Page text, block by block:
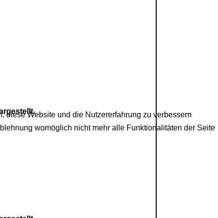
diese Website und die Nutzererfahrung zu verbessern
womöglich nicht mehr alle Funktionalitäten der Seite